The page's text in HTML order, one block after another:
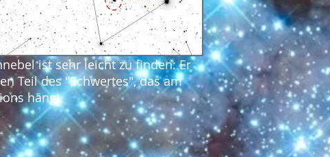
ist sehr leicht zu finden: Er
Teil des "Schwertes", das am
hängt.